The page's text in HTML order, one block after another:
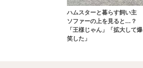
ハムスターと暮らす飼い主
ソファーの上を見ると…？
「王様じゃん」「拡大して爆
笑した」